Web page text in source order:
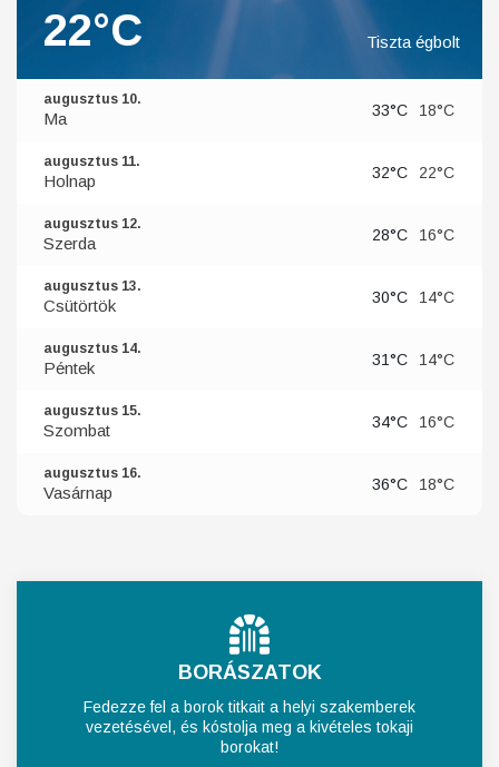
22°C Tiszta égbolt
augusztus 10.
Ma 33°C 18°C
augusztus 11.
Holnap 32°C 22°C
augusztus 12.
Szerda 28°C 16°C
augusztus 13.
Csütörtök 30°C 14°C
augusztus 14.
Péntek 31°C 14°C
augusztus 15.
Szombat 34°C 16°C
augusztus 16.
Vasárnap 36°C 18°C
BORÁSZATOK
Fedezze fel a borok titkait a helyi szakemberek
vezetésével, és kóstolja meg a kivételes tokaji
borokat!